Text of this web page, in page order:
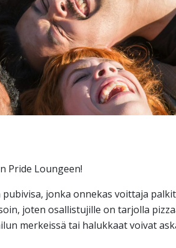
Pride Loungeen!
jonka onnekas voittaja
joten osallistujille on tarjolla
merkeissä tai halukkaat voivat